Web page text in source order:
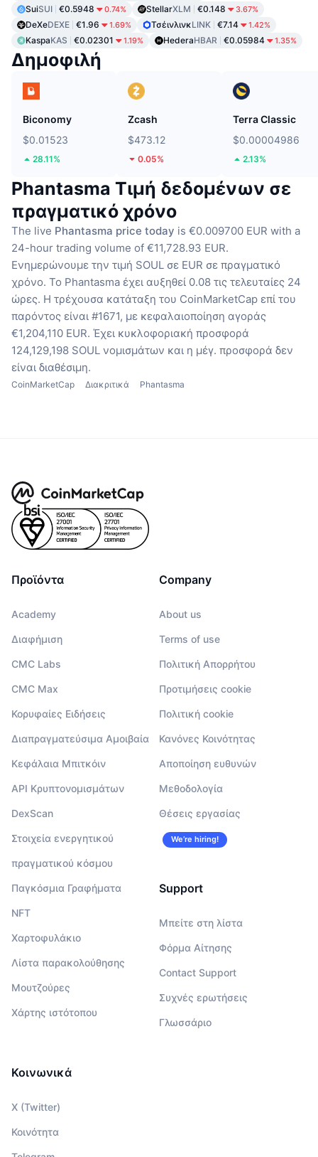
SuiSUI €0.5948 0.74% StellarXLM €0.148 3.67%
DeXeDEXE €1.96 1.69% ΤσέινλινκLINK €7.14 1.42%
KaspaKAS €0.02301 1.19% HederaHBAR €0.05984 1.35%
Δημοφιλή
Biconomy
$0.01523
28.11%
Zcash
$473.12
0.05%
Terra Classic
$0.00004986
2.13%
Phantasma Τιμή δεδομένων σε
πραγματικό χρόνο
The live Phantasma price today is €0.009700 EUR with a
24-hour trading volume of €11,728.93 EUR.
Ενημερώνουμε την τιμή SOUL σε EUR σε πραγματικό
χρόνο. Το Phantasma έχει αυξηθεί 0.08 τις τελευταίες 24
ώρες. Η τρέχουσα κατάταξη του CoinMarketCap επί του
παρόντος είναι #1671, με κεφαλαιοποίηση αγοράς
€1,204,110 EUR. Έχει κυκλοφοριακή προσφορά
124,129,198 SOUL νομισμάτων και η μέγ. προσφορά δεν
είναι διαθέσιμη.
CoinMarketCap Διακριτικά Phantasma
Προϊόντα
Academy
Διαφήμιση
CMC Labs
CMC Max
Κορυφαίες Ειδήσεις
Διαπραγματεύσιμα Αμοιβαία
Κεφάλαια Μπιτκόιν
API Κρυπτονομισμάτων
DexScan
Στοιχεία ενεργητικού
πραγματικού κόσμου
Παγκόσμια Γραφήματα
NFT
Χαρτοφυλάκιο
Λίστα παρακολούθησης
Μουτζούρες
Χάρτης ιστότοπου
Company
About us
Terms of use
Πολιτική Απορρήτου
Προτιμήσεις cookie
Πολιτική cookie
Κανόνες Κοινότητας
Αποποίηση ευθυνών
Μεθοδολογία
Θέσεις εργασίας
We’re hiring!
Support
Μπείτε στη λίστα
Φόρμα Αίτησης
Contact Support
Συχνές ερωτήσεις
Γλωσσάριο
Κοινωνικά
X (Twitter)
Κοινότητα